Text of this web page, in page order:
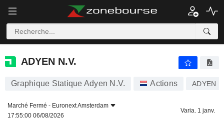
ADYEN N.V.
ADYEN N.V.
Graphique Statique Adyen N.V. Actions ADYEN
Marché Fermé - Euronext Amsterdam
17:55:00 06/08/2026
Varia. 1 janv.